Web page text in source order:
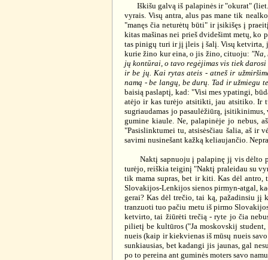
Iškišu galvą iš palapinės ir "okurat" (liet.
vyrais. Visų antra, alus pas mane tik
"manęs čia neturėtų būti" ir įsikišęs į
kitas mašinas nei prieš dvidešimt metų, ko
tas pinigų turi ir jį įleis į šalį. Visų ketvirta,
kurie žino kur eina, o jis žino, cituoju: "Na,
jų kontūrai, o tavo regėjimas vis tiek
ir be jų. Kai rytas ateis - atneš ir
namą - be langų, be durų. Tad ir užmiegu
baisią paslaptį, kad: "Visi mes ypatingi,
atėjo ir kas turėjo atsitikti, jau atsitiko. Ir
sugriaudamas jo pasaulėžiūrą,
gumine kiaule. Ne, palapinėje jo nebus,
"Pasislinktumei tu, atsisėsčiau šalia, aš ir
savimi nusinešant kažką keliaujančio.
Naktį sapnuoju į palapinę jį vis dėlto
turėjo, reiškia teiginį "Naktį praleidau su
tik mama supras, bet ir kiti. Kas dėl
Slovakijos-Lenkijos sienos pirmyn-atgal,
gerai? Kas dėl trečio, tai ką, pažadinsiu jį
tranzuoti tuo pačiu metu iš pirmo
ketvirto, tai žiūrėti trečią - ryte jo čia
pilietį be kultūros ("Ja moskovskij
nueis (kaip ir kiekvienas iš mūsų nueis
sunkiausias, bet kadangi jis jaunas, gal
po to pereina ant guminės moters savo